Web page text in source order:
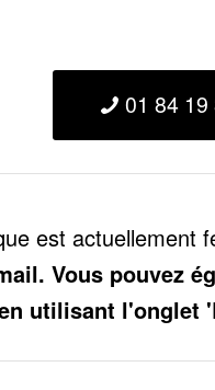
01 84 19
est actuellement
Vous pouvez
utilisant l'onglet